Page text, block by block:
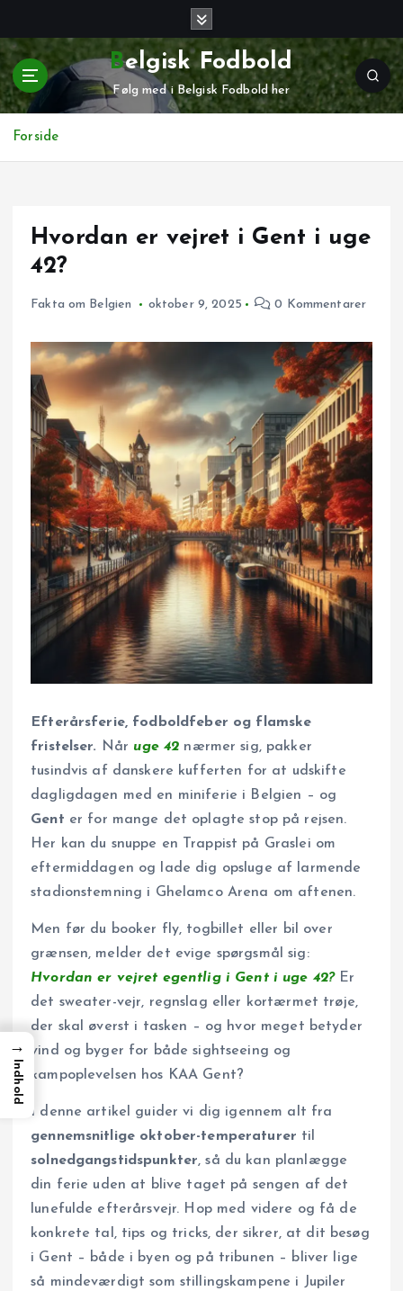
t
i
i
Belgisk Fodbold
Følg med i Belgisk Fodbold her
Forside
Hvordan er vejret i Gent i uge
42?
Fakta om Belgien oktober 9, 2025 0 Kommentarer
Efterårsferie, fodboldfeber og flamske
fristelser.
Når uge 42 nærmer sig, pakker
tusindvis af danskere kufferten for at udskifte
dagligdagen med en miniferie i Belgien – og
Gent er for mange det oplagte stop på rejsen.
Her kan du snuppe en Trappist på Graslei om
eftermiddagen og lade dig opsluge af larmende
stadionstemning i Ghelamco Arena om aftenen.
Men før du booker fly, togbillet eller bil over
grænsen, melder det evige spørgsmål sig:
Hvordan er vejret egentlig i Gent i uge 42?Er
det sweater-vejr, regnslag eller kortærmet trøje,
der skal øverst i tasken – og hvor meget betyder
vind og byger for både sightseeing og
kampoplevelsen hos KAA Gent?
I denne artikel guider vi dig igennem alt fra
gennemsnitlige oktober-temperaturer til
solnedgangstidspunkter, så du kan planlægge
din ferie uden at blive taget på sengen af det
lunefulde efterårsvejr. Hop med videre og få de
konkrete tal, tips og tricks, der sikrer, at dit besøg
i Gent – både i byen og på tribunen – bliver lige
så mindeværdigt som stillingskampene i Jupiler
→
Indhold